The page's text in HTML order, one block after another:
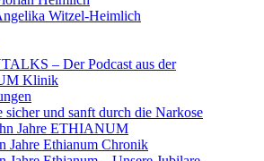
Witzel-Heimlich
– Der Podcast aus der
Klinik
sicher und sanft durch die Narkose
Jahre ETHIANUM
Jahre Ethianum Chronik